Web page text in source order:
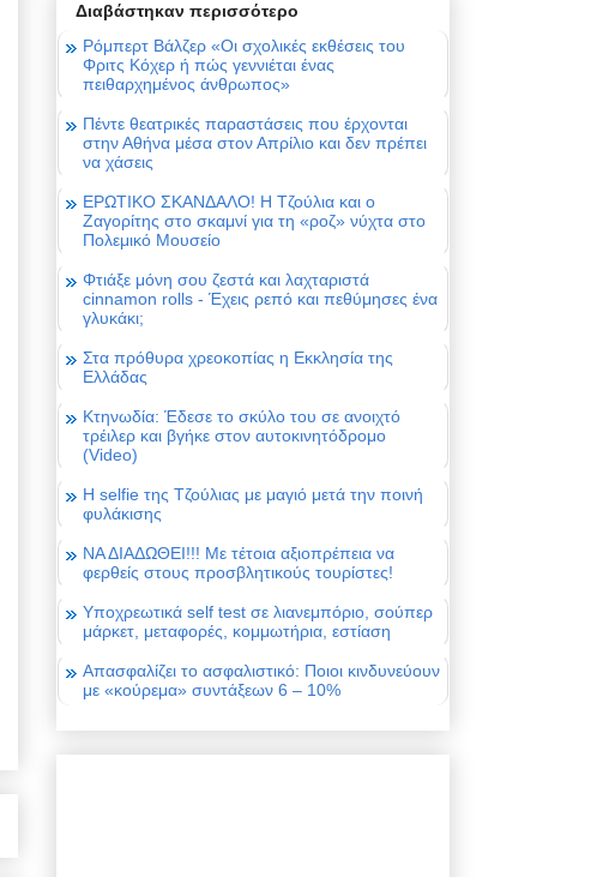
Διαβάστηκαν περισσότερο
Ρόμπερτ Βάλζερ «Οι σχολικές εκθέσεις του
Φριτς Κόχερ ή πώς γεννιέται ένας
πειθαρχημένος άνθρωπος»
Πέντε θεατρικές παραστάσεις που έρχονται
στην Αθήνα μέσα στον Απρίλιο και δεν πρέπει
να χάσεις
ΕΡΩΤΙΚΟ ΣΚΑΝΔΑΛΟ! Η Τζούλια και ο
Ζαγορίτης στο σκαμνί για τη «ροζ» νύχτα στο
Πολεμικό Μουσείο
Φτιάξε μόνη σου ζεστά και λαχταριστά
cinnamon rolls - Έχεις ρεπό και πεθύμησες ένα
γλυκάκι;
Στα πρόθυρα χρεοκοπίας η Εκκλησία της
Ελλάδας
Κτηνωδία: Έδεσε το σκύλο του σε ανοιχτό
τρέιλερ και βγήκε στον αυτοκινητόδρομο
(Video)
Η selfie της Τζούλιας με μαγιό μετά την ποινή
φυλάκισης
ΝΑ ΔΙΑΔΩΘΕΙ!!! Με τέτοια αξιοπρέπεια να
φερθείς στους προσβλητικούς τουρίστες!
Υποχρεωτικά self test σε λιανεμπόριο, σούπερ
μάρκετ, μεταφορές, κομμωτήρια, εστίαση
Απασφαλίζει το ασφαλιστικό: Ποιοι κινδυνεύουν
με «κούρεμα» συντάξεων 6 – 10%